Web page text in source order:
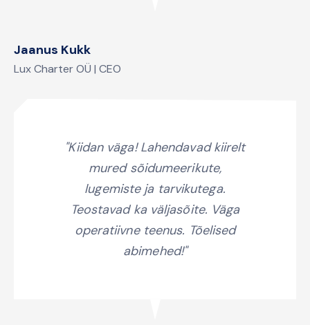
Jaanus Kukk
Lux Charter OÜ | CEO
"Kiidan väga! Lahendavad kiirelt
mured sõidumeerikute,
lugemiste ja tarvikutega.
Teostavad ka väljasõite. Väga
operatiivne teenus. Tõelised
abimehed!"